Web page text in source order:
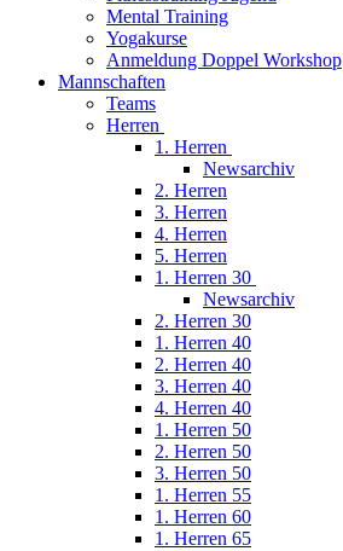
Mental Training
Yogakurse
Anmeldung Doppel Workshop
Mannschaften
Teams
Herren
1. Herren
Newsarchiv
2. Herren
3. Herren
4. Herren
5. Herren
1. Herren 30
Newsarchiv
2. Herren 30
1. Herren 40
2. Herren 40
3. Herren 40
4. Herren 40
1. Herren 50
2. Herren 50
3. Herren 50
1. Herren 55
1. Herren 60
1. Herren 65